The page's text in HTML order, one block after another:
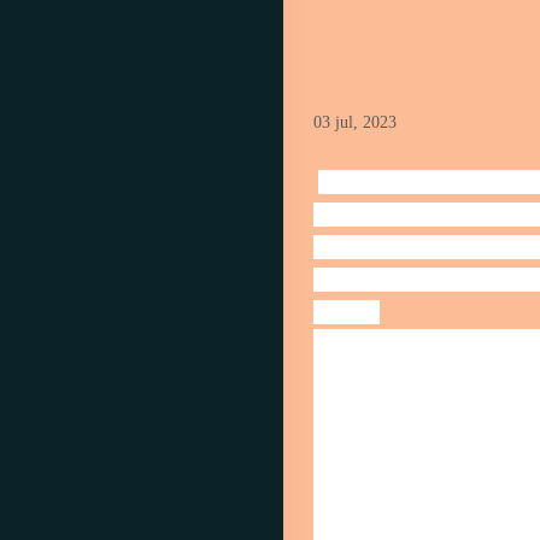
03 jul, 2023